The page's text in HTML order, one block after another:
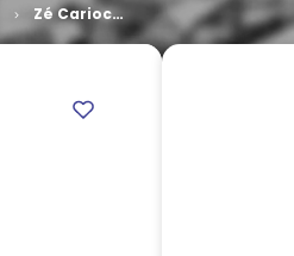
Zé Carioca
# 1970